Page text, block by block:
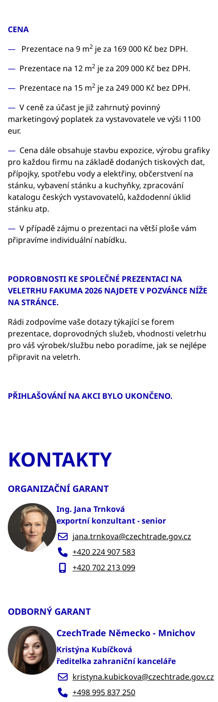
CENA
Prezentace na 9 m2 je za 169 000 Kč bez DPH.
Prezentace na 12 m2 je za 209 000 Kč bez DPH.
Prezentace na 15 m2 je za 249 000 Kč bez DPH.
V ceně za účast je již zahrnutý povinný
marketingový poplatek za vystavovatele ve výši 1100
eur.
Cena dále obsahuje stavbu expozice, výrobu grafiky
pro každou firmu na základě dodaných tiskových dat,
přípojky, spotřebu vody a elektřiny, občerstvení na
stánku, vybavení stánku a kuchyňky, zpracování
katalogu českých vystavovatelů, každodenní úklid
stánku atp.
V případě zájmu o prezentaci na větší ploše vám
připravíme individuální nabídku.
PODROBNOSTI KE SPOLEČNÉ PREZENTACI NA
VELETRHU FAKUMA 2026 NAJDETE V POZVÁNCE NÍŽE
NA STRÁNCE.
Rádi zodpovíme vaše dotazy týkající se forem
prezentace, doprovodných služeb, vhodnosti veletrhu
pro váš výrobek/službu nebo poradíme, jak se nejlépe
připravit na veletrh.
PŘIHLAŠOVÁNÍ NA AKCI BYLO UKONČENO.
KONTAKTY
ORGANIZAČNÍ GARANT
Ing. Jana Trnková
exportní konzultant - senior
jana.trnkova@czechtrade.gov.cz
+420 224 907 583
+420 702 213 099
ODBORNÝ GARANT
CzechTrade Německo - Mnichov
Kristýna Kubíčková
ředitelka zahraniční kanceláře
kristyna.kubickova@czechtrade.gov.cz
+498 995 837 250